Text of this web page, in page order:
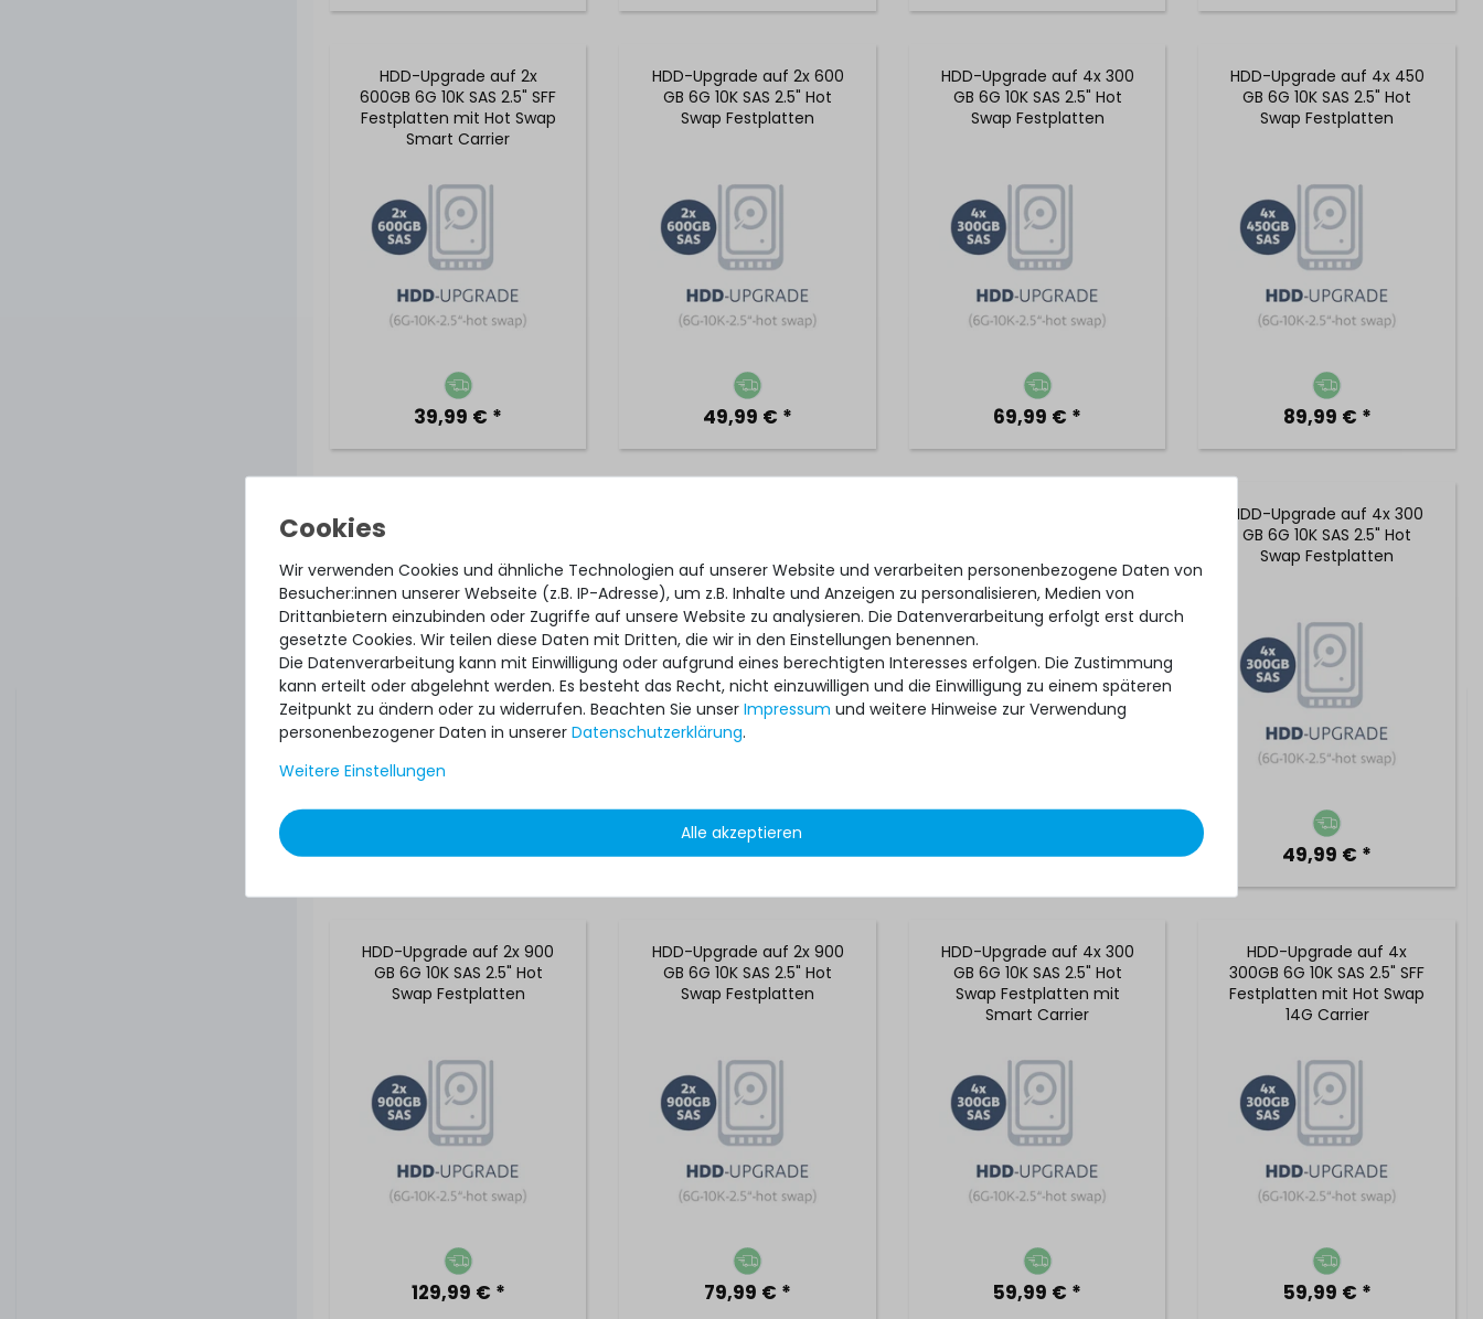
HDD-Upgrade auf 2x
600GB 6G 10K SAS 2.5" SFF
Festplatten mit Hot Swap
Smart Carrier
39,99 € *
HDD-Upgrade auf 2x 600
GB 6G 10K SAS 2.5" Hot
Swap Festplatten
49,99 € *
HDD-Upgrade auf 4x 300
GB 6G 10K SAS 2.5" Hot
Swap Festplatten
69,99 € *
HDD-Upgrade auf 4x 450
GB 6G 10K SAS 2.5" Hot
Swap Festplatten
89,99 € *
GB 6G 10K SAS 2.5" Hot
39,99 € * 99,99 € * 79,99 € *
HDD-Upgrade auf 4x 300
GB 6G 10K SAS 2.5" Hot
Swap Festplatten
49,99 € *
HDD-Upgrade auf 2x 900
GB 6G 10K SAS 2.5" Hot
Swap Festplatten
129,99 € *
HDD-Upgrade auf 2x 900
GB 6G 10K SAS 2.5" Hot
Swap Festplatten
79,99 € *
HDD-Upgrade auf 4x 300
GB 6G 10K SAS 2.5" Hot
Swap Festplatten mit
Smart Carrier
59,99 € *
HDD-Upgrade auf 4x
300GB 6G 10K SAS 2.5" SFF
Festplatten mit Hot Swap
14G Carrier
59,99 € *
Wir verwenden Cookies und ähnliche Technologien auf unserer Website und verarbeiten personenbezogene Daten von
Besucher:innen unserer Webseite (z.B. IP-Adresse), um z.B. Inhalte und Anzeigen zu personalisieren, Medien von
Drittanbietern einzubinden oder Zugriffe auf unsere Website zu analysieren. Die Datenverarbeitung erfolgt erst durch
gesetzte Cookies. Wir teilen diese Daten mit Dritten, die wir in den Einstellungen benennen.
Die Datenverarbeitung kann mit Einwilligung oder aufgrund eines berechtigten Interesses erfolgen. Die Zustimmung
kann erteilt oder abgelehnt werden. Es besteht das Recht, nicht einzuwilligen und die Einwilligung zu einem späteren
Zeitpunkt zu ändern oder zu widerrufen. Beachten Sie unser Impressum und weitere Hinweise zur Verwendung
personenbezogener Daten in unserer Daten­schutz­erklärung.
Weitere Einstellungen
Alle akzeptieren